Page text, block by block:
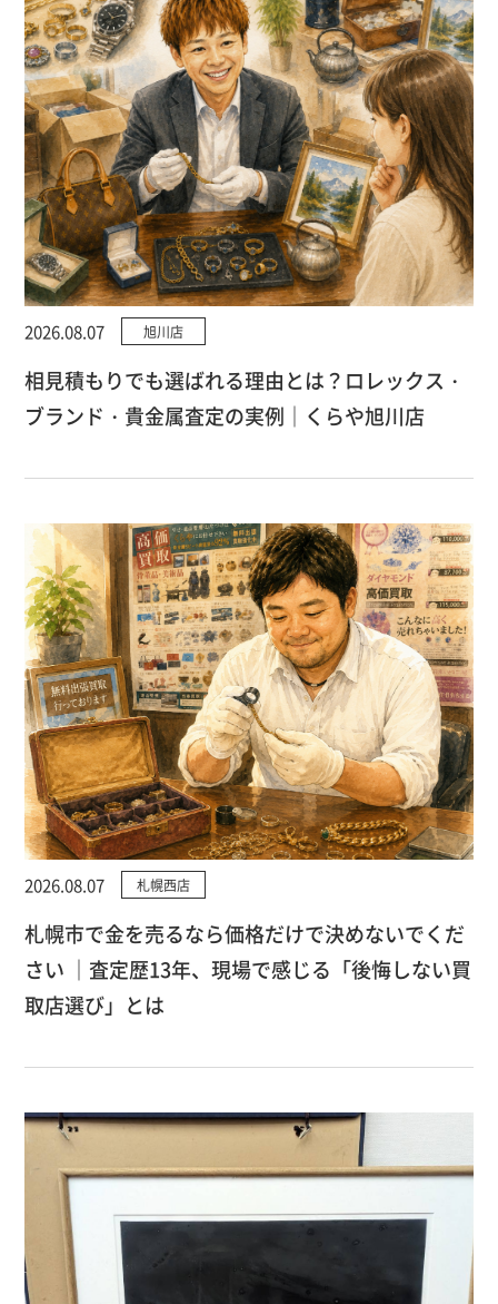
2026.08.07 旭川店
相見積もりでも選ばれる理由とは？ロレックス・
ブランド・貴金属査定の実例｜くらや旭川店
2026.08.07 札幌西店
札幌市で金を売るなら価格だけで決めないでくだ
さい ｜査定歴13年、現場で感じる「後悔しない買
取店選び」とは